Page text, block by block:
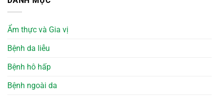
Ẩm thực và Gia vị
Bệnh da liễu
Bệnh hô hấp
Bệnh ngoài da